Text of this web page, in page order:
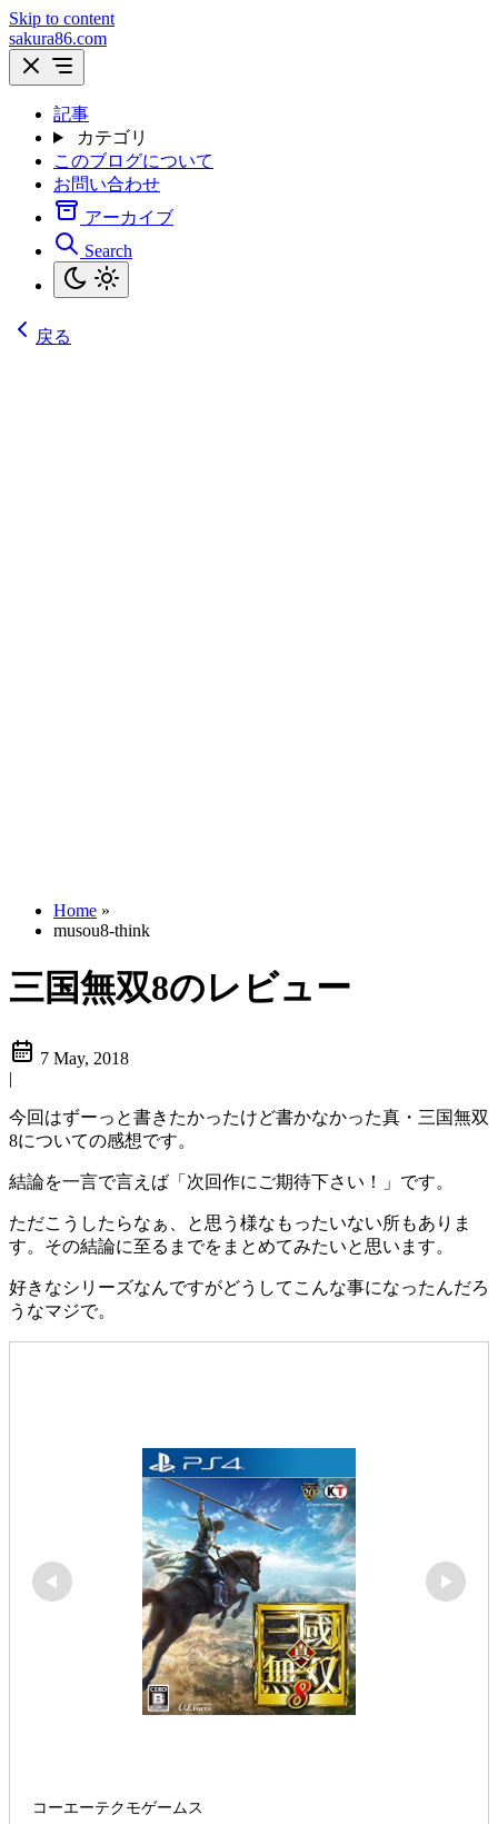
Skip to content
sakura86.com
記事
カテゴリ
このブログについて
お問い合わせ
アーカイブ
Search
戻る
Home »
musou8-think
三国無双8のレビュー
7 May, 2018
|
今回はずーっと書きたかったけど書かなかった真・三国無双
8についての感想です。
結論を一言で言えば「次回作にご期待下さい！」です。
ただこうしたらなぁ、と思う様なもったいない所もありま
す。その結論に至るまでをまとめてみたいと思います。
好きなシリーズなんですがどうしてこんな事になったんだろ
うなマジで。
コーエーテクモゲームス